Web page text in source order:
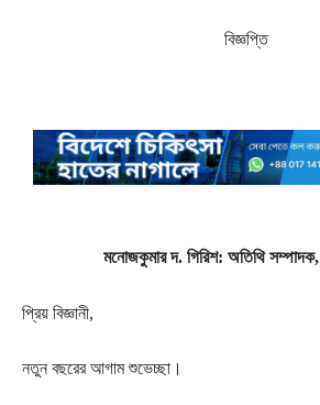
বিজ্ঞপ্তি
মনোজকুমার দ. গিরিশ: অতিথি সম্পাদক,
প্রিয় বিজ্ঞানী,
নতুন বছরের আগাম শুভেচ্ছা।